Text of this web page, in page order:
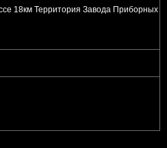
18км Территория Завода Приборных